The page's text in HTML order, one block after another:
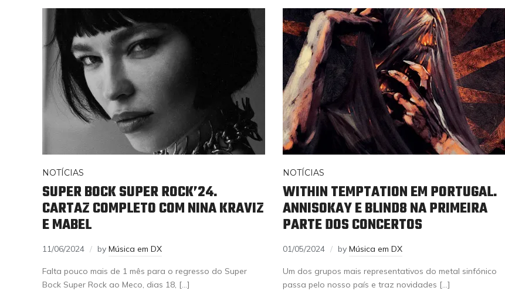
NOTÍCIAS
SUPER BOCK SUPER ROCK’24.
CARTAZ COMPLETO COM NINA KRAVIZ
E MABEL
11/06/2024 by Música em DX
Falta pouco mais de 1 mês para o regresso do Super
Bock Super Rock ao Meco, dias 18, […]
NOTÍCIAS
WITHIN TEMPTATION EM PORTUGAL.
ANNISOKAY E BLIND8 NA PRIMEIRA
PARTE DOS CONCERTOS
01/05/2024 by Música em DX
Um dos grupos mais representativos do metal sinfónico
passa pelo nosso país e traz novidades […]